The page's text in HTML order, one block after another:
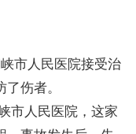
市人民医院接受治
伤者。
市人民医院，这家